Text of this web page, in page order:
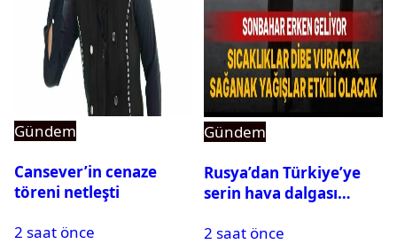
Gündem
Cansever’in cenaze
töreni netleşti
2 saat önce
Gündem
Rusya’dan Türkiye’ye
serin hava dalgası
düşecek
2 saat önce